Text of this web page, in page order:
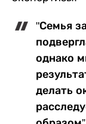
"Семья
однако
делать